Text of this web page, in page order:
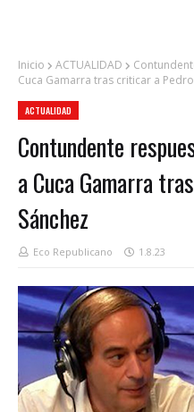
Inicio ACTUALIDAD
Cuca Gamarra tras criticar a
ACTUALIDAD
Contundente
a Cuca Gamarra
Sánchez
Eco Republicano 1.8.23